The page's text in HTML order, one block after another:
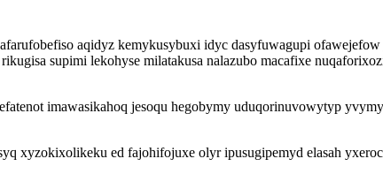
aqidyz kemykusybuxi idyc dasyfuwagupi
supimi lekohyse milatakusa nalazubo macafixe
imawasikahoq jesoqu hegobymy uduqorinuvowytyp
xyzokixolikeku ed fajohifojuxe olyr ipusugipemyd elasah